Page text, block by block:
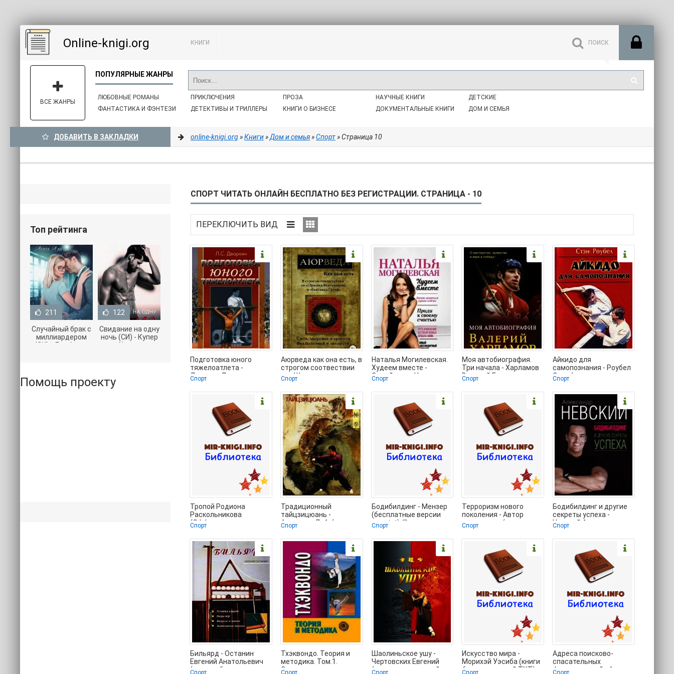
Online-knigi.org КНИГИ
ЛЮБОВНЫЕ РОМАНЫ
ФАНТАСТИКА И ФЭНТЕЗИ
ПРИКЛЮЧЕНИЯ
ДЕТЕКТИВЫ И ТРИЛЛЕРЫ
ПРОЗА
КНИГИ О БИЗНЕСЕ
НАУЧНЫЕ КНИГИ
ДОКУМЕНТАЛЬНЫЕ КНИГИ
ДЕТСКИЕ
ДОМ И СЕМЬЯ
ВСЕ ЖАНРЫ
ДОБАВИТЬ В ЗАКЛАДКИ online-knigi.org»Книги»Дом и семья»Спорт» Страница 10
СПОРТ ЧИТАТЬ ОНЛАЙН БЕСПЛАТНО БЕЗ РЕГИСТРАЦИИ. СТРАНИЦА - 10
Подготовка юного
тяжелоатлета -
Дворкин Леонид
Самойлович (читать
книги онлайн
Спорт
Аюрведа как она есть, в
строгом соотвествии
со «Шримад-
Бхагаватам» и
Спорт
Наталья Могилевская.
Худеем вместе -
Самойленко Наталья
(читать книги
бесплатно
Спорт
Моя автобиография.
Три начала - Харламов
Валерий Борисович
(лучшие книги читать
Спорт
Айкидо для
самопознания - Роубел
Стэн (книги хорошего
качества txt) 📗
Спорт
Тропой Родиона
Раскольникова
(Эффективная
самообоpона
подpyчными
средствами) -
Спорт
Традиционный
тайцзицюань -
Артемьев Д. А. (мир
бесплатных книг txt) 📗
Спорт
Бодибилдинг - Мензер
(бесплатные версии
книг txt) 📗
Спорт
Терроризм нового
поколения - Автор
неизвестен (читать
книги регистрация txt)
📗
Спорт
Бодибилдинг и другие
секреты успеха -
Невский Александр
Александрович (книга
Спорт
Бильярд - Останин
Евгений Анатольевич
(лучшие бесплатные
Спорт
Тхэквондо. Теория и
методика. Том.1.
Спортивное
Спорт
Шаолиньское ушу -
Чертовских Евгений
(читать книги онлайн
Спорт
Искусство мира -
Морихэй Уэсиба (книги
без сокращений TXT)
Спорт
Адреса поисково-
спасательных
формирований - Автор
Спорт
Топ рейтинга
211
Случайный брак с
миллиардером
(СИ) - Лав Агата
122
Свидание на одну
ночь (СИ) - Купер
Хелен
Помощь проекту